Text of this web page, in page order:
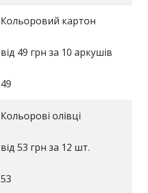
Кольоровий картон
від 49 грн за 10 аркушів
49
Кольорові олівці
від 53 грн за 12 шт.
53